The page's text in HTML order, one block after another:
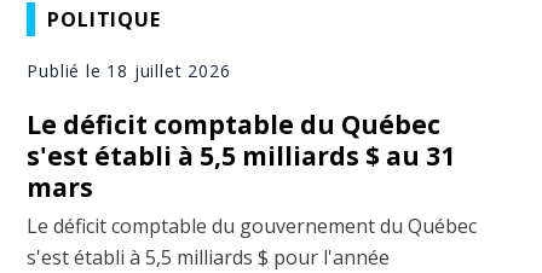
POLITIQUE
Publié le 18 juillet 2026
Le déficit comptable du Québec
s'est établi à 5,5 milliards $ au 31
mars
Le déficit comptable du gouvernement du Québec
s'est établi à 5,5 milliards $ pour l'année